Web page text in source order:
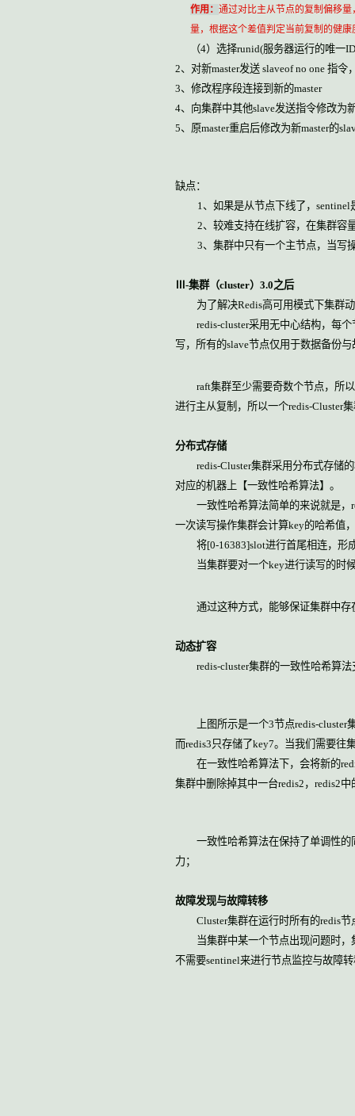
作用： 通过对比主从节点的复制偏移
量，根据这个差值判定当前复制的健
（4）选择runid(服务器运行的唯一
2、对新master发送 slaveof no one 指令
3、修改程序段连接到新的master
4、向集群中其他slave发送指令修改为
5、原master重启后修改为新master的
缺点：
1、如果是从节点下线了， sentinel
2、较难支持在线扩容，在集群容
3、集群中只有一个主节点，当写
-集群（cluster） 3.0之后
为了解决Redis高可用模式下集群
redis-cluster采用无中心结构，每
写，所有的slave节点仅用于数据备份与
raft集群至少需要奇数个节点，所
进行主从复制，所以一个redis-Cluster
分布式存储
redis-Cluster集群采用分布式存储
对应的机器上【一致性哈希算法】。
一致性哈希算法简单的来说就是，
一次读写操作集群会计算key的哈希值
将[0-16383]slot进行首尾相连，形
当集群要对一个key进行读写的时
通过这种方式，能够保证集群中存
动态扩容
redis-cluster集群的一致性哈希算
上图所示是一个3节点redis-cluster
而redis3 只存储了key7。当我们需要往
在一致性哈希算法下，会将新的
集群中删除掉其中一台redis2 ， redis2中
一致性哈希算法在保持了单调性
力；
故障发现与故障转移
Cluster集群在运行时所有的redis节
当集群中某一个节点出现问题时
不需要sentinel来进行节点监控与故障